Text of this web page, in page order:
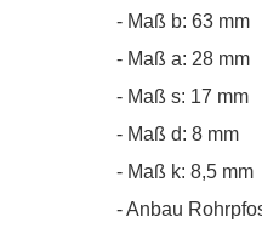
- Maß b: 63 mm
- Maß a: 28 mm
- Maß s: 17 mm
- Maß d: 8 mm
- Maß k: 8,5 mm
- Anbau